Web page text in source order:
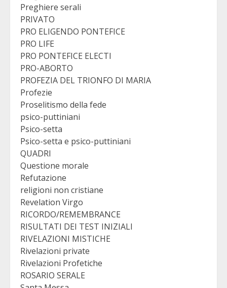
Preghiere serali
PRIVATO
PRO ELIGENDO PONTEFICE
PRO LIFE
PRO PONTEFICE ELECTI
PRO-ABORTO
PROFEZIA DEL TRIONFO DI MARIA
Profezie
Proselitismo della fede
psico-puttiniani
Psico-setta
Psico-setta e psico-puttiniani
QUADRI
Questione morale
Refutazione
religioni non cristiane
Revelation Virgo
RICORDO/REMEMBRANCE
RISULTATI DEI TEST INIZIALI
RIVELAZIONI MISTICHE
Rivelazioni private
Rivelazioni Profetiche
ROSARIO SERALE